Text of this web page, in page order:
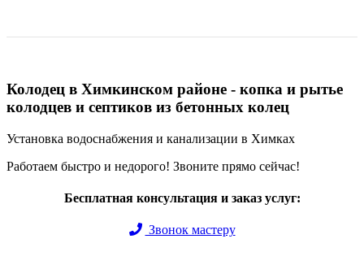
Колодец в Химкинском районе - копка и рытье
колодцев и септиков из бетонных колец
Установка водоснабжения и канализации в Химках
Работаем быстро и недорого! Звоните прямо сейчас!
Бесплатная консультация и заказ услуг:
Звонок мастеру